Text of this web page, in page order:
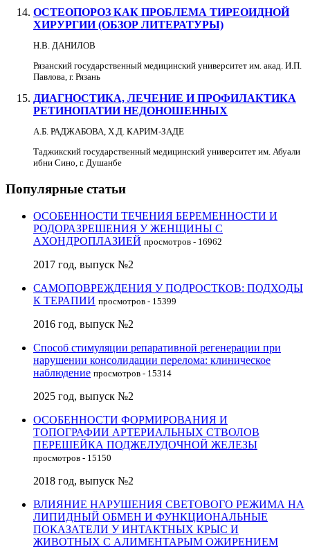
ОСТЕОПОРОЗ КАК ПРОБЛЕМА ТИРЕОИДНОЙ
ХИРУРГИИ (ОБЗОР ЛИТЕРАТУРЫ)
Н.В. ДАНИЛОВ
Рязанский государственный медицинский университет им. акад. И.П.
Павлова, г. Рязань
ДИАГНОСТИКА, ЛЕЧЕНИЕ И ПРОФИЛАКТИКА
РЕТИНОПАТИИ НЕДОНОШЕННЫХ
А.Б. РАДЖАБОВА, Х.Д. КАРИМ-ЗАДЕ
Таджикский государственный медицинский университет им. Абуали
ибни Сино, г. Душанбе
Популярные статьи
ОСОБЕННОСТИ ТЕЧЕНИЯ БЕРЕМЕННОСТИ И
РОДОРАЗРЕШЕНИЯ У ЖЕНЩИНЫ С
АХОНДРОПЛАЗИЕЙ просмотров - 16962
2017 год, выпуск №2
САМОПОВРЕЖДЕНИЯ У ПОДРОСТКОВ: ПОДХОДЫ
К ТЕРАПИИ просмотров - 15399
2016 год, выпуск №2
Способ стимуляции репаративной регенерации при
нарушении консолидации перелома: клиническое
наблюдение просмотров - 15314
2025 год, выпуск №2
ОСОБЕННОСТИ ФОРМИРОВАНИЯ И
ТОПОГРАФИИ АРТЕРИАЛЬНЫХ СТВОЛОВ
ПЕРЕШЕЙКА ПОДЖЕЛУДОЧНОЙ ЖЕЛЕЗЫ
просмотров - 15150
2018 год, выпуск №2
ВЛИЯНИЕ НАРУШЕНИЯ СВЕТОВОГО РЕЖИМА НА
ЛИПИДНЫЙ ОБМЕН И ФУНКЦИОНАЛЬНЫЕ
ПОКАЗАТЕЛИ У ИНТАКТНЫХ КРЫС И
ЖИВОТНЫХ С АЛИМЕНТАРЫМ ОЖИРЕНИЕМ